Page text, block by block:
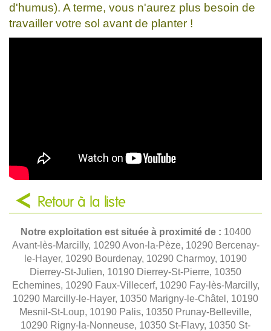
d'humus). A terme, vous n'aurez plus besoin de
travailler votre sol avant de planter !
Retour à la liste
Notre exploitation est située à proximité de : 10400
Avant-lès-Marcilly, 10290 Avon-la-Pèze, 10290 Bercenay-
le-Hayer, 10290 Bourdenay, 10290 Charmoy, 10190
Dierrey-St-Julien, 10190 Dierrey-St-Pierre, 10350
Echemines, 10290 Faux-Villecerf, 10290 Fay-lès-Marcilly,
10290 Marcilly-le-Hayer, 10350 Marigny-le-Châtel, 10190
Mesnil-St-Loup, 10190 Palis, 10350 Prunay-Belleville,
10290 Rigny-la-Nonneuse, 10350 St-Flavy, 10350 St-